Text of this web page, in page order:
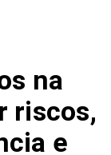
na
riscos,
e